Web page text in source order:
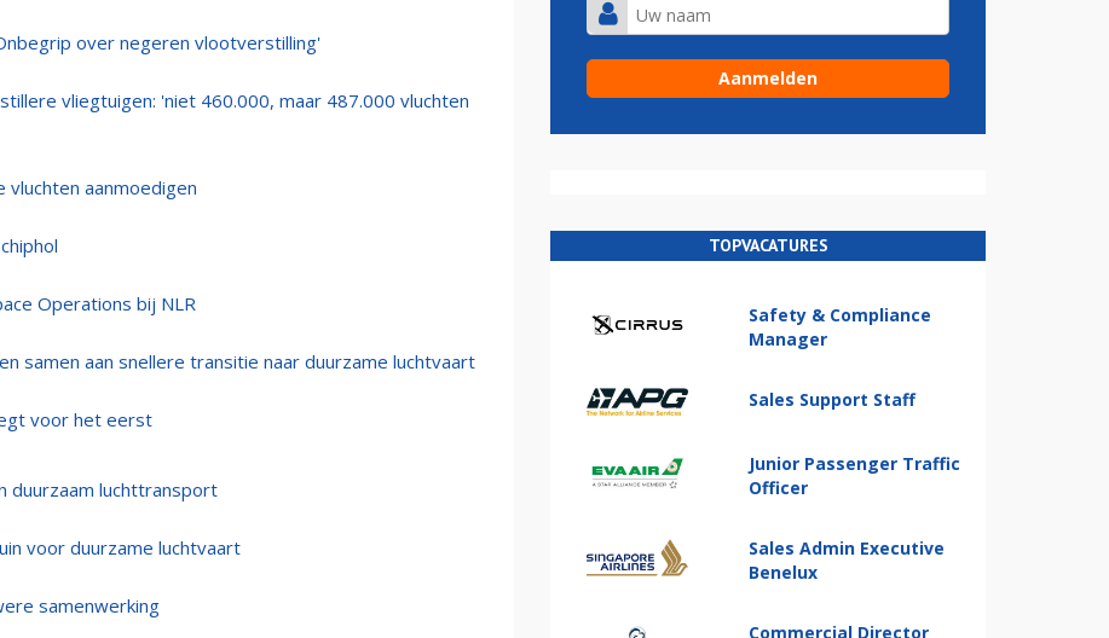
over negeren vlootverstilling'
vliegtuigen: 'niet 460.000, maar 487.000 vluchten
aanmoedigen
Operations bij NLR
samen aan snellere transitie naar duurzame luchtvaart
voor het eerst
duurzaam luchttransport
voor duurzame luchtvaart
samenwerking
TOPVACATURES
Safety & Compliance
Manager
Sales Support Staff
Junior Passenger Traffic
Officer
Sales Admin Executive
Benelux
Commercial Director